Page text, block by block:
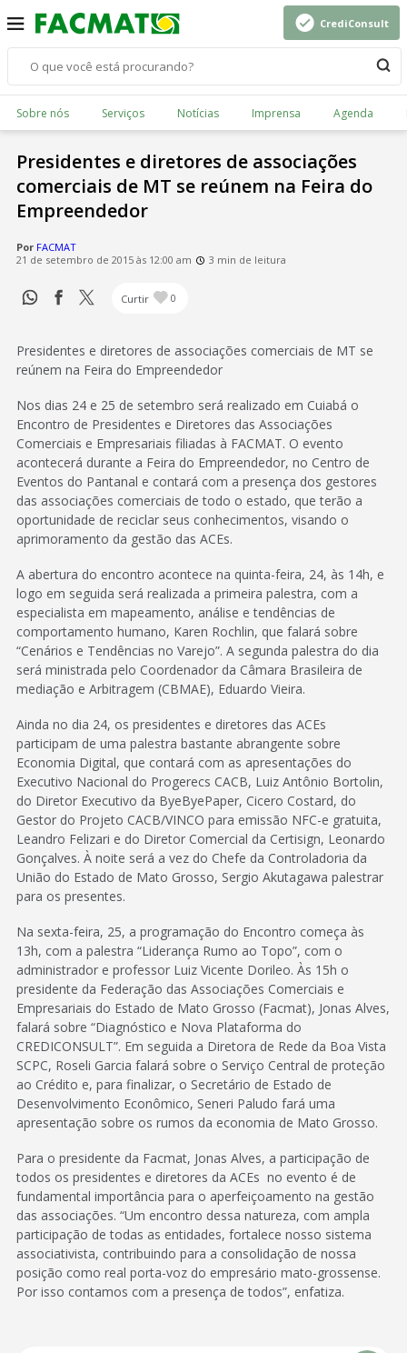
CrediConsult
Sobre nós Serviços Notícias Imprensa Agenda
Presidentes e diretores de associações
comerciais de MT se reúnem na Feira do
Empreendedor
Por FACMAT
21 de setembro de 2015 às 12:00 am
3 min de leitura
Curtir 0
Presidentes e diretores de associações comerciais de MT se
reúnem na Feira do Empreendedor
Nos dias 24 e 25 de setembro será realizado em Cuiabá o
Encontro de Presidentes e Diretores das Associações
Comerciais e Empresariais filiadas à FACMAT. O evento
acontecerá durante a Feira do Empreendedor, no Centro de
Eventos do Pantanal e contará com a presença dos gestores
das associações comerciais de todo o estado, que terão a
oportunidade de reciclar seus conhecimentos, visando o
aprimoramento da gestão das ACEs.
A abertura do encontro acontece na quinta-feira, 24, às 14h, e
logo em seguida será realizada a primeira palestra, com a
especialista em mapeamento, análise e tendências de
comportamento humano, Karen Rochlin, que falará sobre
“Cenários e Tendências no Varejo”. A segunda palestra do dia
será ministrada pelo Coordenador da Câmara Brasileira de
mediação e Arbitragem (CBMAE), Eduardo Vieira.
Ainda no dia 24, os presidentes e diretores das ACEs
participam de uma palestra bastante abrangente sobre
Economia Digital, que contará com as apresentações do
Executivo Nacional do Progerecs CACB, Luiz Antônio Bortolin,
do Diretor Executivo da ByeByePaper, Cicero Costard, do
Gestor do Projeto CACB/VINCO para emissão NFC-e gratuita,
Leandro Felizari e do Diretor Comercial da Certisign, Leonardo
Gonçalves. À noite será a vez do Chefe da Controladoria da
União do Estado de Mato Grosso, Sergio Akutagawa palestrar
para os presentes.
Na sexta-feira, 25, a programação do Encontro começa às
13h, com a palestra “Liderança Rumo ao Topo”, com o
administrador e professor Luiz Vicente Dorileo. Às 15h o
presidente da Federação das Associações Comerciais e
Empresariais do Estado de Mato Grosso (Facmat), Jonas Alves,
falará sobre “Diagnóstico e Nova Plataforma do
CREDICONSULT”. Em seguida a Diretora de Rede da Boa Vista
SCPC, Roseli Garcia falará sobre o Serviço Central de proteção
ao Crédito e, para finalizar, o Secretário de Estado de
Desenvolvimento Econômico, Seneri Paludo fará uma
apresentação sobre os rumos da economia de Mato Grosso.
Para o presidente da Facmat, Jonas Alves, a participação de
todos os presidentes e diretores da ACEs no evento é de
fundamental importância para o aperfeiçoamento na gestão
das associações. “Um encontro dessa natureza, com ampla
participação de todas as entidades, fortalece nosso sistema
associativista, contribuindo para a consolidação de nossa
posição como real porta-voz do empresário mato-grossense.
Por isso contamos com a presença de todos”, enfatiza.